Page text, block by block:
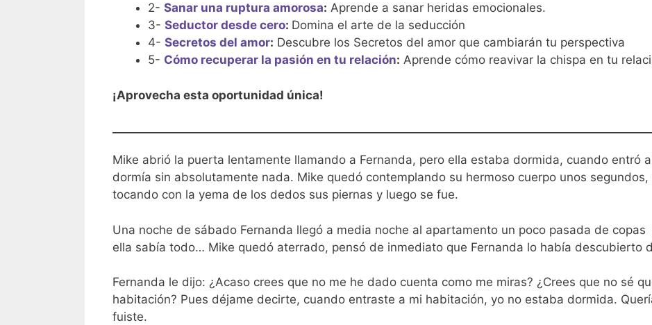
2- Sanar una ruptura amorosa: Aprende a sanar heridas emocionales.
3- Seductor desde cero: Domina el arte de la seducción
4- Secretos del amor: Descubre los Secretos del amor que cambiarán tu perspectiva
5- Cómo recuperar la pasión en tu relación: Aprende cómo reavivar la chispa en tu
¡Aprovecha esta oportunidad única!
Mike abrió la puerta lentamente llamando a Fernanda, pero ella estaba dormida, cuando entró
dormía sin absolutamente nada. Mike quedó contemplando su hermoso cuerpo unos
tocando con la yema de los dedos sus piernas y luego se fue.
Una noche de sábado Fernanda llegó a media noche al apartamento un poco pasada de
ella sabía todo… Mike quedó aterrado, pensó de inmediato que Fernanda lo había descubierto
Fernanda le dijo: ¿Acaso crees que no me he dado cuenta como me miras? ¿Crees que no sé
habitación? Pues déjame decirte, cuando entraste a mi habitación, yo no estaba dormida.
fuiste.